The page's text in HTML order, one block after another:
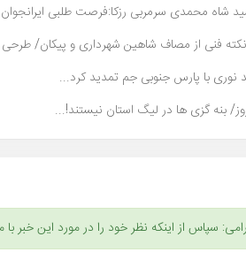
شاه محمدی سرمربی رزکا:فرصت طلبی
فنی از مصاف شاهین شهرداری و پیکان/
نوری با پارس جنوبی جم تمدید کرد...
بنه گزی ها در لیگ استان نیستند!...
سپاس از اینکه نظر خود را در مورد این خبر